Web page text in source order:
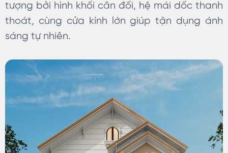
tượng bởi hình khối cân đối, hệ mái dốc thanh
thoát, cùng cửa kính lớn giúp tận dụng ánh
sáng tự nhiên.